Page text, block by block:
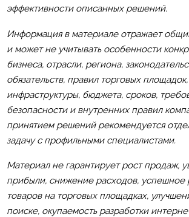
эффективности описанных решений.
Информация в материале отражает
и может не учитывать особенности
бизнеса, отрасли, региона,
обязательств, правил торговых
инфраструктуры, бюджета, сроков,
безопасности и внутренних правил
принятием решений рекомендуется
задачу с профильными специалистами.
Материал не гарантирует рост продаж,
прибыли, снижение расходов, успешное
товаров на торговых площадках,
поиске, окупаемость разработки